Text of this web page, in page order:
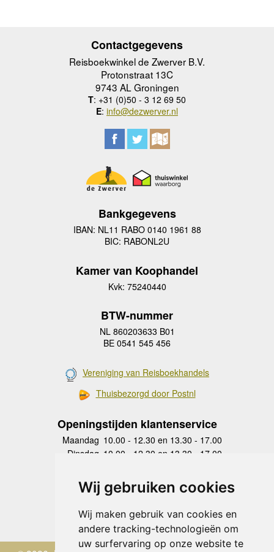
Wij gebruiken cookies
Wij maken gebruik van cookies en
andere tracking-technologieën om
uw surfervaring op onze website te
Contactgegevens
Reisboekwinkel de Zwerver B.V.
Protonstraat 13C
9743 AL Groningen
T: +31 (0)50 - 3 12 69 50
E: info@dezwerver.nl
Bankgegevens
IBAN: NL11 RABO 0140 1961 88
BIC: RABONL2U
Kamer van Koophandel
Kvk: 75240440
BTW-nummer
NL 860203633 B01
BE 0541 545 456
Vereniging van Reisboekhandels
Thuisbezorgd door Postnl
Openingstijden klantenservice
Maandag 10.00 - 12.30 en 13.30 - 17.00
Dinsdag 10.00 - 12.30 en 13.30 - 17.00
Donderdag
10.00 - 12.30 en 13.30 - 17.00
Vrijdag 10.00 - 12.30 en 13.30 - 17.00
Zaterdag
gesloten
Zondag gesloten